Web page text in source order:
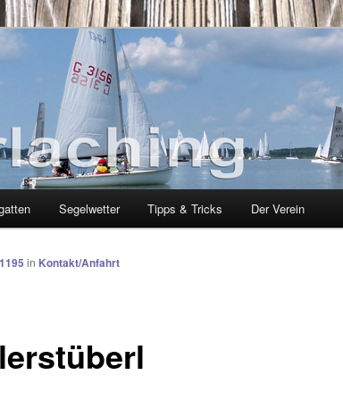
Segelwetter Tipps & Tricks Der Verein
in Kontakt/Anfahrt